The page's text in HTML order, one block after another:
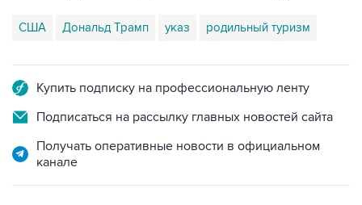
США Дональд Трамп указ родильный туризм
Купить подписку на профессиональную ленту
Подписаться на рассылку главных новостей сайта
Получать оперативные новости в официальном
канале